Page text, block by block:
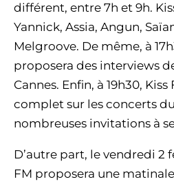
différent, entre 7h et 9h.
Yannick, Assia, Angun,
Melgroove. De même, à
proposera des interviews
Cannes. Enfin, à 19h30,
complet sur les concerts
nombreuses invitations à
D’autre part, le vendredi 2
FM proposera une